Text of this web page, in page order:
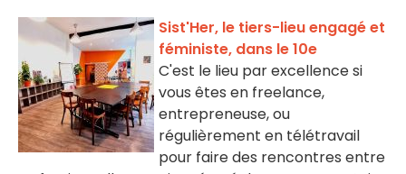
Sist'Her, le tiers-lieu engagé et
féministe, dans le 10e
C'est le lieu par excellence si
vous êtes en freelance,
entrepreneuse, ou
régulièrement en télétravail
pour faire des rencontres entre